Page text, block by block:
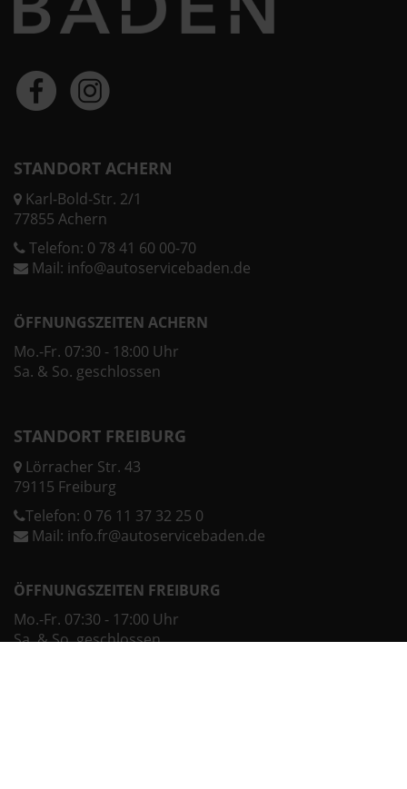
STANDORT ACHERN
Karl-Bold-Str. 2/1
77855 Achern
Telefon: 0 78 41 60 00-70
Mail: info@autoservicebaden.de
ÖFFNUNGSZEITEN ACHERN
Mo.-Fr. 07:30 - 18:00 Uhr
Sa. & So. geschlossen
STANDORT FREIBURG
Lörracher Str. 43
79115 Freiburg
Telefon: 0 76 11 37 32 25 0
Mail: info.fr@autoservicebaden.de
ÖFFNUNGSZEITEN FREIBURG
Mo.-Fr. 07:30 - 17:00 Uhr
Sa. & So. geschlossen